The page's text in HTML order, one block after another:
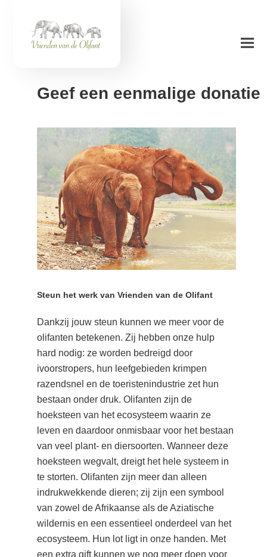
Geef een eenmalige donatie
Steun het werk van Vrienden van de Olifant
Dankzij jouw steun kunnen we meer voor de
olifanten betekenen. Zij hebben onze hulp
hard nodig: ze worden bedreigd door
ivoorstropers, hun leefgebieden krimpen
razendsnel en de toeristenindustrie zet hun
bestaan onder druk. Olifanten zijn de
hoeksteen van het ecosysteem waarin ze
leven en daardoor onmisbaar voor het bestaan
van veel plant- en diersoorten. Wanneer deze
hoeksteen wegvalt, dreigt het hele systeem in
te storten. Olifanten zijn meer dan alleen
indrukwekkende dieren; zij zijn een symbool
van zowel de Afrikaanse als de Aziatische
wildernis en een essentieel onderdeel van het
ecosysteem. Hun lot ligt in onze handen. Met
een extra gift kunnen we nog meer doen voor